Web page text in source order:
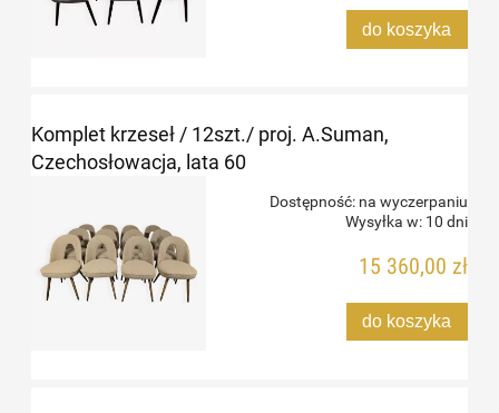
do koszyka
Komplet krzeseł / 12szt./ proj. A.Suman,
Czechosłowacja, lata 60
Dostępność: na wyczerpaniu
Wysyłka w: 10 dni
15 360,00 zł
do koszyka